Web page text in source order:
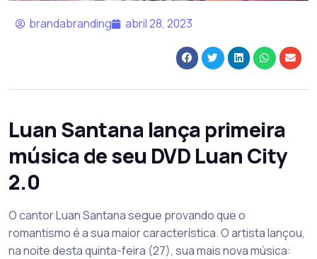
brandabranding abril 28, 2023
Luan Santana lança primeira
música de seu DVD Luan City
2.0
O cantor Luan Santana segue provando que o
romantismo é a sua maior característica. O artista lançou,
na noite desta quinta-feira (27), sua mais nova música: